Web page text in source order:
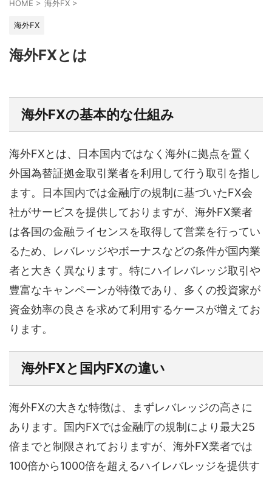
HOME > 海外FX >
海外FX
海外FXとは
海外FXの基本的な仕組み
海外FXとは、日本国内ではなく海外に拠点を置く
外国為替証拠金取引業者を利用して行う取引を指し
ます。日本国内では金融庁の規制に基づいたFX会
社がサービスを提供しておりますが、海外FX業者
は各国の金融ライセンスを取得して営業を行ってい
るため、レバレッジやボーナスなどの条件が国内業
者と大きく異なります。特にハイレバレッジ取引や
豊富なキャンペーンが特徴であり、多くの投資家が
資金効率の良さを求めて利用するケースが増えてお
ります。
海外FXと国内FXの違い
海外FXの大きな特徴は、まずレバレッジの高さに
あります。国内FXでは金融庁の規制により最大25
倍までと制限されておりますが、海外FX業者では
100倍から1000倍を超えるハイレバレッジを提供す